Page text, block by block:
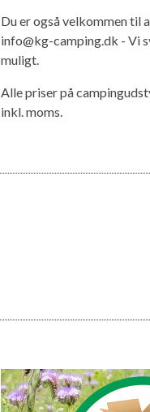
Du er også velkommen til
info@kg-camping.dk - Vi
muligt.
Alle priser på
inkl. moms.